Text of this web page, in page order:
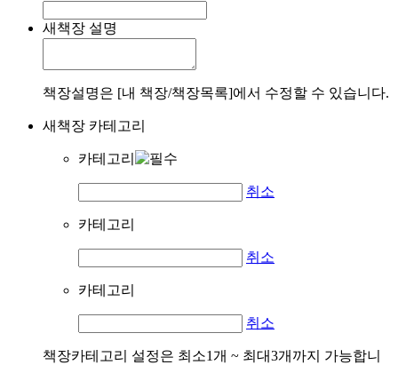
새책장 설명
책장설명은 [내 책장/책장목록]에서 수정할 수 있습니다.
새책장 카테고리
카테고리
취소
카테고리
취소
카테고리
취소
책장카테고리 설정은 최소1개 ~ 최대3개까지 가능합니